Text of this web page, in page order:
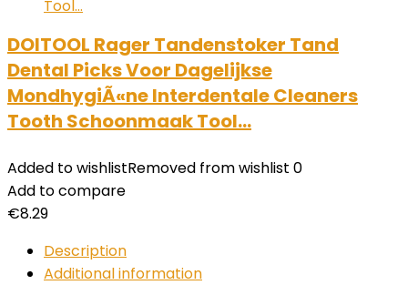
DOITOOL Rager Tandenstoker Tand
Dental Picks Voor Dagelijkse
MondhygiÃ«ne Interdentale Cleaners
Tooth Schoonmaak Tool…
Added to wishlistRemoved from wishlist 0
Add to compare
€8.29
Description
Additional information